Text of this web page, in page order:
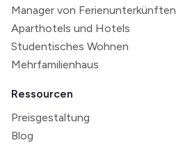
Manager von Ferienunterkünften
Aparthotels und Hotels
Studentisches Wohnen
Mehrfamilienhaus
Ressourcen
Preisgestaltung
Blog